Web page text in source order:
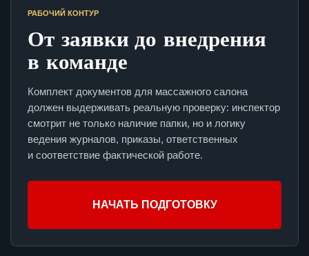
РАБОЧИЙ КОНТУР
От заявки до внедрения
в команде
Комплект документов для массажного салона
должен выдерживать реальную проверку: инспектор
смотрит не только наличие папки, но и логику
ведения журналов, приказы, ответственных
и соответствие фактической работе.
НАЧАТЬ ПОДГОТОВКУ